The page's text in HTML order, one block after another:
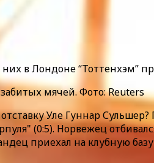
в Лондоне “Тоттенхэм”
мячей. Фото: Reuters
Уле Гуннар
(0:5). Норвежец
приехал на клубную базу